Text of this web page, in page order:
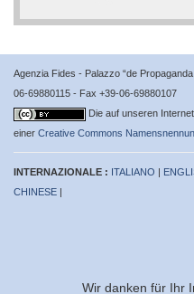
Agenzia Fides - Palazzo “de
06-69880115 - Fax +39-06-69880107
Die auf unseren
einer Creative Commons
INTERNAZIONALE : ITALIANO |
CHINESE |
Wir danken für Ihr